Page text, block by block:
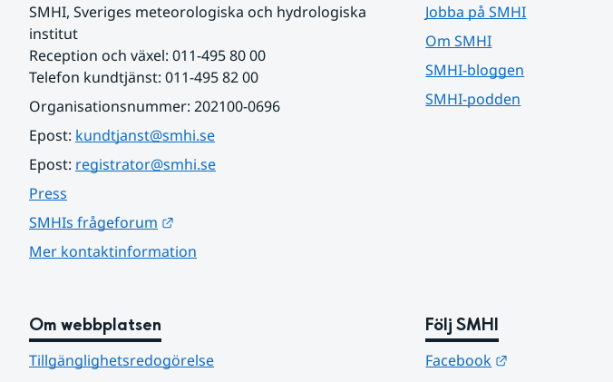
SMHI, Sveriges meteorologiska och hydrologiska
institut
Reception och växel: 011-495 80 00
Telefon kundtjänst: 011-495 82 00
Organisationsnummer: 202100-0696
Epost: kundtjanst@smhi.se
Epost: registrator@smhi.se
Press
SMHIs frågeforum
Mer kontaktinformation
Jobba på SMHI
Om SMHI
SMHI-bloggen
SMHI-podden
Om webbplatsen
Tillgänglighetsredogörelse
Följ SMHI
Facebook